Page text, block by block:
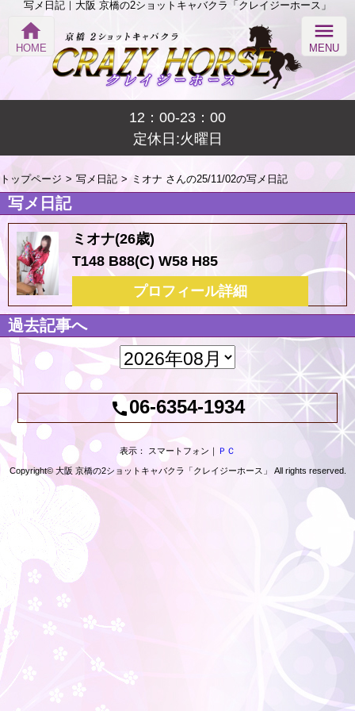
写メ日記｜大阪 京橋の2ショットキャバクラ「クレイジーホース」
12：00-23：00
定休日:火曜日
home
HOME
menu
MENU
トップページ 写メ日記 ミオナ さんの25/11/02の写メ日記
写メ日記
ミオナ(26歳)
T148 B88(C) W58 H85
プロフィール詳細
過去記事へ
call06-6354-1934
表示： スマートフォン｜ ＰＣ
Copyright© 大阪 京橋の2ショットキャバクラ「クレイジーホース」 All rights reserved.